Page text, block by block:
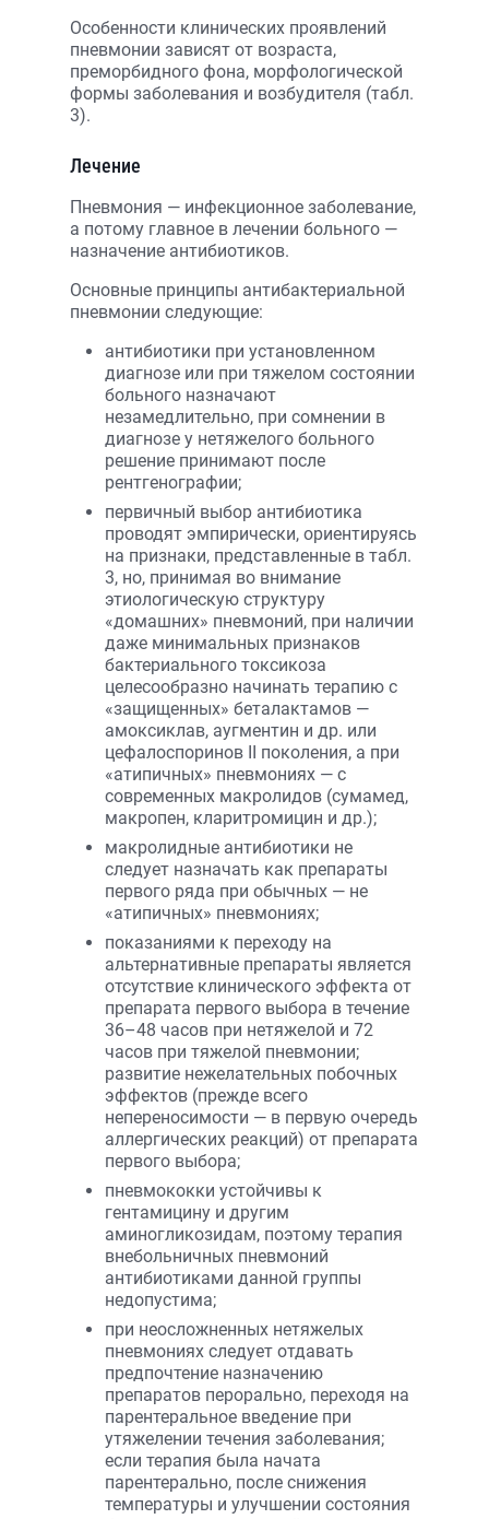
Особенности клинических проявлений
пневмонии зависят от возраста,
преморбидного фона, морфологической
формы заболевания и возбудителя (табл.
3).
Лечение
Пневмония — инфекционное заболевание,
а потому главное в лечении больного —
назначение антибиотиков.
Основные принципы антибактериальной
пневмонии следующие:
антибиотики при установленном
диагнозе или при тяжелом состоянии
больного назначают
незамедлительно, при сомнении в
диагнозе у нетяжелого больного
решение принимают после
рентгенографии;
первичный выбор антибиотика
проводят эмпирически, ориентируясь
на признаки, представленные в табл.
3, но, принимая во внимание
этиологическую структуру
«домашних» пневмоний, при наличии
даже минимальных признаков
бактериального токсикоза
целесообразно начинать терапию с
«защищенных» беталактамов —
амоксиклав, аугментин и др. или
цефалоспоринов II поколения, а при
«атипичных» пневмониях — с
современных макролидов (сумамед,
макропен, кларитромицин и др.);
макролидные антибиотики не
следует назначать как препараты
первого ряда при обычных — не
«атипичных» пневмониях;
показаниями к переходу на
альтернативные препараты является
отсутствие клинического эффекта от
препарата первого выбора в течение
36–48 часов при нетяжелой и 72
часов при тяжелой пневмонии;
развитие нежелательных побочных
эффектов (прежде всего
непереносимости — в первую очередь
аллергических реакций) от препарата
первого выбора;
пневмококки устойчивы к
гентамицину и другим
аминогликозидам, поэтому терапия
внебольничных пневмоний
антибиотиками данной группы
недопустима;
при неосложненных нетяжелых
пневмониях следует отдавать
предпочтение назначению
препаратов перорально, переходя на
парентеральное введение при
утяжелении течения заболевания;
если терапия была начата
парентерально, после снижения
температуры и улучшении состояния